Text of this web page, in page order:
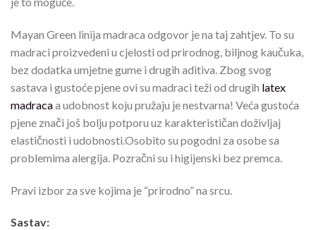
Mayan Green linija madraca odgovor je na taj zahtjev. To su
madraci proizvedeni u cjelosti od prirodnog, biljnog kaučuka,
bez dodatka umjetne gume i drugih aditiva. Zbog svog
sastava i gustoće pjene ovi su madraci teži od drugih latex
madracaa udobnost koju pružaju je nestvarna! Veća gustoća
pjene znači još bolju potporu uz karakterističan doživljaj
elastičnosti i udobnosti.Osobito su pogodni za osobe sa
problemima alergija. Pozračni su i higijenski bez premca.
Pravi izbor za sve kojima je “prirodno” na srcu.
Sastav: